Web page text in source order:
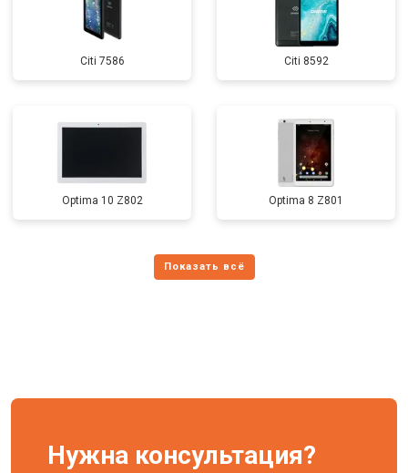
Citi 7586 Citi 8592
Optima 10 Z802 Optima 8 Z801
Нужна консультация?